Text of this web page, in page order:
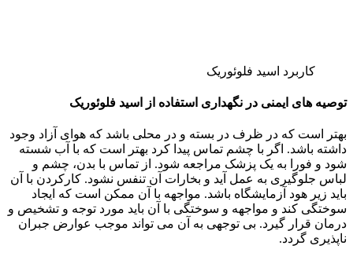
کاربرد اسید فلوئوریک
توصیه های ایمنی در نگهداری استفاده از اسید فلوئوریک
بهتر است که در ظرف در بسته و در محلی باشد که هوای آزاد وجود
داشته باشد. اگر با چشم تماس پیدا کرد بهتر است که با آب شسته
شود و فورا به یک پزشک مراجعه شود. از تماس با بدن، چشم و
لباس جلوگیری به عمل آید و بخارات آن تنفس نشود. کارکردن با آن
باید زیر هود آزمایشگاه باشد. مواجهه با آن ممکن است که ایجاد
سوختگی کند و مواجهه و سوختگی با آن باید مورد توجه و تشخیص و
درمان قرار گیرد. بی توجهی به آن می تواند موجب عوارض جبران
ناپذیری گردد.